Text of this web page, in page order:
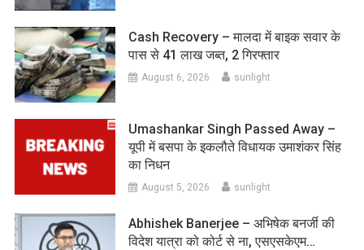
Cash Recovery – मालदा में बाइक सवार के
पास से 41 लाख जब्त, 2 गिरफ्तार
August 6, 2026 sunlight
Umashankar Singh Passed Away –
यूपी में बसपा के इकलौते विधायक उमाशंकर सिंह
का निधन
August 5, 2026 sunlight
Abhishek Banerjee – अभिषेक बनर्जी की
विदेश यात्रा को कोर्ट से ना, एसएसकेएम…